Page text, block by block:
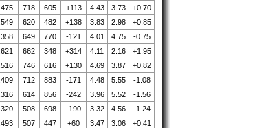
.475 718 605 +113 4.43 3.73
+0.70
.549 620 482 +138 3.83 2.98
+0.85
.358 649 770 -121 4.01 4.75
-0.75
.621 662 348 +314 4.11 2.16
+1.95
.516 746 616 +130 4.69 3.87
+0.82
.409 712 883 -171 4.48 5.55
-1.08
.316 614 856 -242 3.96 5.52
-1.56
.320 508 698 -190 3.32 4.56
-1.24
.493 507 447 +60 3.47 3.06
+0.41